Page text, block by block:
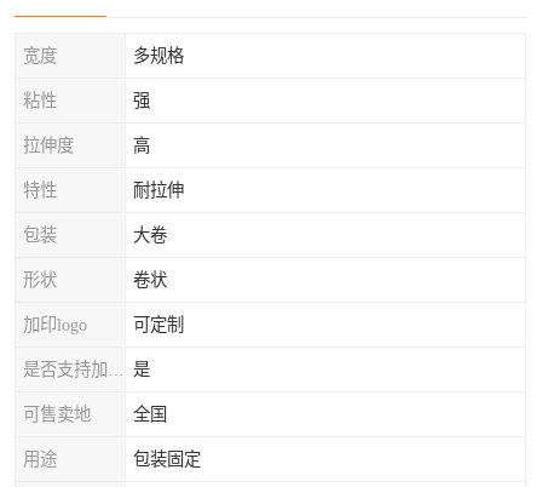
宽度 多规格
粘性 强
拉伸度 高
特性 耐拉伸
包装 大卷
形状 卷状
加印logo 可定制
是
可售卖地 全国
用途 包装固定